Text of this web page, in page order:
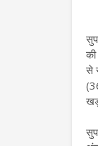
से